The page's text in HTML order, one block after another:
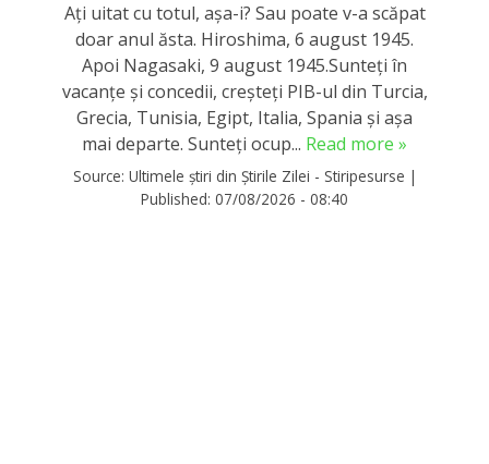
Ați uitat cu totul, așa-i? Sau poate v-a scăpat
doar anul ăsta. Hiroshima, 6 august 1945.
Apoi Nagasaki, 9 august 1945.Sunteți în
vacanțe și concedii, creșteți PIB-ul din Turcia,
Grecia, Tunisia, Egipt, Italia, Spania și așa
mai departe. Sunteți ocup... Read more »
Source: Ultimele știri din Știrile Zilei - Stiripesurse |
Published: 07/08/2026 - 08:40